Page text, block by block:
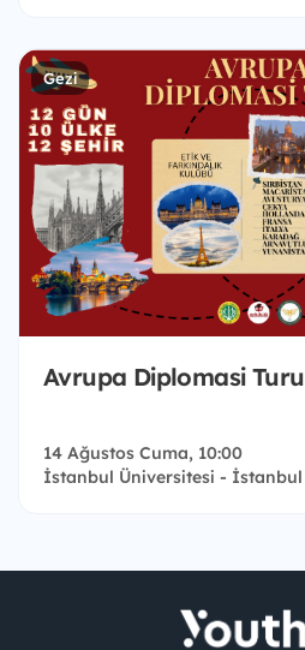
Gezi
Avrupa Diplomasi Turu
14 Ağustos Cuma, 10:00
İstanbul Üniversitesi - İstanbul